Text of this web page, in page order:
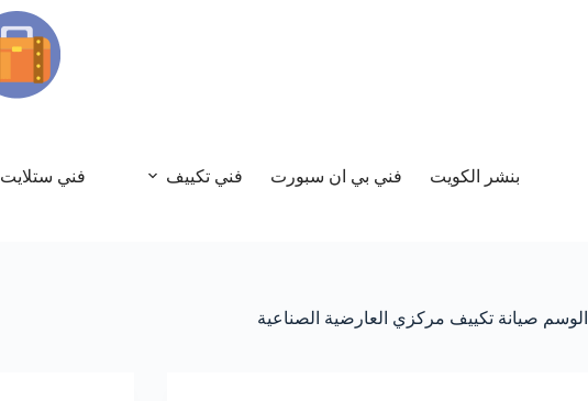
بنشر الكويت فني بي ان سبورت فني تكييف فني ستلايت
الوسم صيانة تكييف مركزي العارضية الصناعية